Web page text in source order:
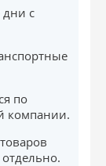
дни с
по
компании.